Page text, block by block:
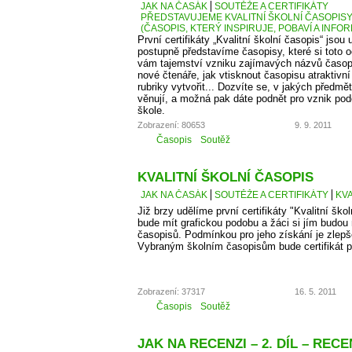
JAK NA ČASÁK
SOUTĚŽE A CERTIFIKÁTY
PŘEDSTAVUJEME KVALITNÍ ŠKOLNÍ
(ČASOPIS, KTERÝ INSPIRUJE, POBAVÍ A
První certifikáty „Kvalitní školní časopis“ jsou
postupně představíme časopisy, které si toto
vám tajemství vzniku zajímavých názvů
nové čtenáře, jak vtisknout časopisu
rubriky vytvořit... Dozvíte se, v jakých
věnují, a možná pak dáte podnět pro vznik
škole.
Zobrazení: 80653 9. 9. 2011
Časopis Soutěž
KVALITNÍ ŠKOLNÍ ČASOPIS
JAK NA ČASÁK SOUTĚŽE A CERTIFIKÁTY
Již brzy udělíme první certifikáty "Kvalitní
bude mít grafickou podobu a žáci si jím
časopisů. Podmínkou pro jeho získání je
Vybraným školním časopisům bude certifikát
Zobrazení: 37317 16. 5. 2011
Časopis Soutěž
JAK NA RECENZI – 2. DÍL –